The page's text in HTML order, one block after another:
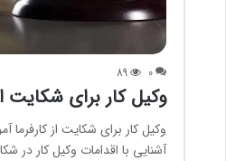
0
89
وکیل کار برای شکایت
وکیل کار برای شکایت از
آشنایی با اقدامات وکیل کار در